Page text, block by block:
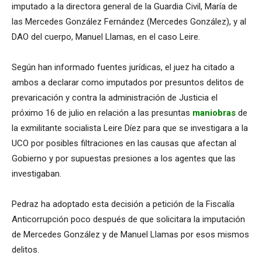
imputado a la directora general de la Guardia Civil, María de
las Mercedes González Fernández (Mercedes González), y al
DAO del cuerpo, Manuel Llamas, en el caso Leire.
Según han informado fuentes jurídicas, el juez ha citado a
ambos a declarar como imputados por presuntos delitos de
prevaricación y contra la administración de Justicia el
próximo 16 de julio en relación a las presuntas maniobras de
la exmilitante socialista Leire Díez para que se investigara a la
UCO por posibles filtraciones en las causas que afectan al
Gobierno y por supuestas presiones a los agentes que las
investigaban.
Pedraz ha adoptado esta decisión a petición de la Fiscalía
Anticorrupción poco después de que solicitara la imputación
de Mercedes González y de Manuel Llamas por esos mismos
delitos.